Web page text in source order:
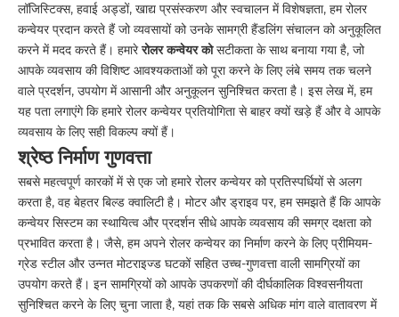
लॉजिस्टिक्स, हवाई अड्डों, खाद्य प्रसंस्करण और स्वचालन में विशेषज्ञता, हम रोलर
कन्वेयर प्रदान करते हैं जो व्यवसायों को उनके सामग्री हैंडलिंग संचालन को अनुकूलित
करने में मदद करते हैं। हमारेरोलर कन्वेयर कोसटीकता के साथ बनाया गया है, जो
आपके व्यवसाय की विशिष्ट आवश्यकताओं को पूरा करने के लिए लंबे समय तक चलने
वाले प्रदर्शन, उपयोग में आसानी और अनुकूलन सुनिश्चित करता है। इस लेख में, हम
यह पता लगाएंगे कि हमारे रोलर कन्वेयर प्रतियोगिता से बाहर क्यों खड़े हैं और वे आपके
व्यवसाय के लिए सही विकल्प क्यों हैं।
श्रेष्ठनिर्माणगुणवत्ता
सबसे महत्वपूर्ण कारकों में से एक जो हमारे रोलर कन्वेयर को प्रतिस्पर्धियों से अलग
करता है, वह बेहतर बिल्ड क्वालिटी है। मोटर और ड्राइव पर, हम समझते हैं कि आपके
कन्वेयर सिस्टम का स्थायित्व और प्रदर्शन सीधे आपके व्यवसाय की समग्र दक्षता को
प्रभावित करता है। जैसे, हम अपने रोलर कन्वेयर का निर्माण करने के लिए प्रीमियम-
ग्रेड स्टील और उन्नत मोटराइज्ड घटकों सहित उच्च-गुणवत्ता वाली सामग्रियों का
उपयोग करते हैं। इन सामग्रियों को आपके उपकरणों की दीर्घकालिक विश्वसनीयता
सुनिश्चित करने के लिए चुना जाता है, यहां तक ​​कि सबसे अधिक मांग वाले वातावरण में